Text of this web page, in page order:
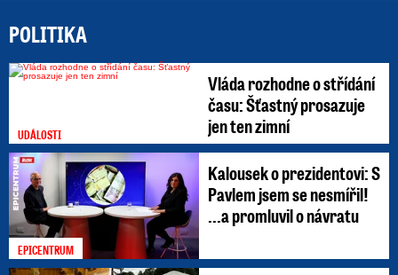
POLITIKA
UDÁLOSTI
Vláda rozhodne o střídání
času: Šťastný prosazuje
jen ten zimní
EPICENTRUM
Kalousek o prezidentovi: S
Pavlem jsem se nesmířil!
...a promluvil o návratu